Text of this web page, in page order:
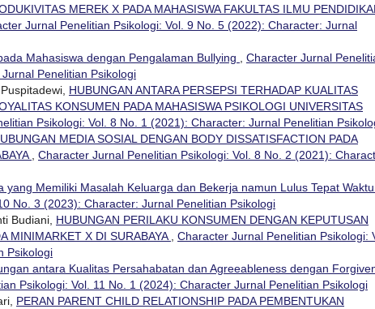
MEREK X PADA MAHASISWA FAKULTAS ILMU
Jurnal Penelitian Psikologi: Vol. 9 No. 5 (2022): Character: Jurnal
Mahasiswa dengan Pengalaman Bullying
Character Jurnal
Penelitian Psikologi
HUBUNGAN ANTARA PERSEPSI TERHADAP KUALITAS
KONSUMEN PADA MAHASISWA PSIKOLOGI UNIVERSITAS
Psikologi: Vol. 8 No. 1 (2021): Character: Jurnal Penelitian
MEDIA SOSIAL DENGAN BODY DISSATISFACTION PADA
Character Jurnal Penelitian Psikologi: Vol. 8 No. 2 (2021):
yang Memiliki Masalah Keluarga dan Bekerja namun Lulus Tepat Waktu
No. 3 (2023): Character: Jurnal Penelitian Psikologi
Budiani, HUBUNGAN PERILAKU KONSUMEN DENGAN KEPUTUSAN
MINIMARKET X DI SURABAYA
Character Jurnal Penelitian Psikologi:
Psikologi
antara Kualitas Persahabatan dan Agreeableness dengan
Psikologi: Vol. 11 No. 1 (2024): Character Jurnal Penelitian Psikologi
PERAN PARENT CHILD RELATIONSHIP PADA PEMBENTUKAN